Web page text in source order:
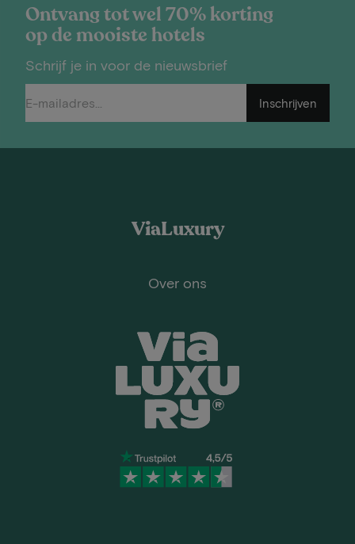
Ontvang tot wel 70% korting
op de mooiste hotels
Schrijf je in voor de nieuwsbrief
Inschrijven
ViaLuxury
Over ons